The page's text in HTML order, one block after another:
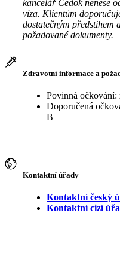
kancelář Čedok nenese
víza. Klientům
dostatečným předstihem
požadované dokumenty.
Zdravotní informace a
Povinná očkování:
Doporučená
B
Kontaktní úřady
Kontaktní český
Kontaktní cizí